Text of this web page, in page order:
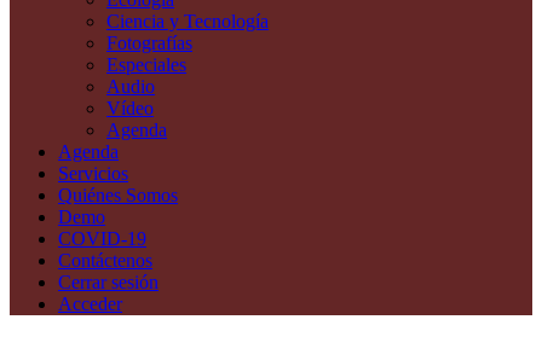
Ciencia y Tecnología
Fotografías
Especiales
Audio
Vídeo
Agenda
Agenda
Servicios
Quiénes Somos
Demo
COVID-19
Contáctenos
Cerrar sesión
Acceder